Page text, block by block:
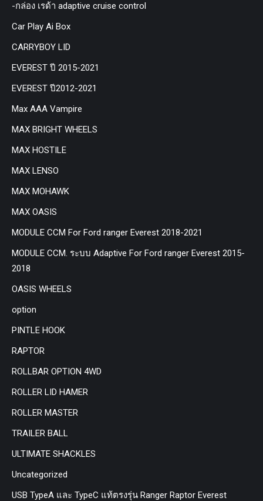
-กล่อง เรด้า adaptive cruise control
Car Play Ai Box
CARRYBOY LID
EVEREST ปี 2015-2021
EVEREST ปี2012-2021
Max AAA Vampire
MAX BRIGHT WHEELS
MAX HOSTILE
MAX LENSO
MAX MOHAWK
MAX OASIS
MODULE CCM For Ford ranger Everest 2018-2021
MODULE CCM. ระบบ Adaptive For Ford ranger Everest 2015-
2018
OASIS WHEELS
option
PINTLE HOOK
RAPTOR
ROLLBAR OPTION 4WD
ROLLER LID HAMER
ROLLER MASTER
TRAILER BALL
ULTIMATE SHACKLES
Uncategorized
USB TypeA และ TypeC แท้ตรงรุ่น Ranger Raptor Everest